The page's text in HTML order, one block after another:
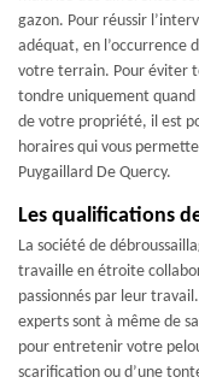
gazon. Pour réussir
adéquat, en l’occurrence
votre terrain. Pour éviter
tondre uniquement quand
de votre propriété, il est
horaires qui vous
Puygaillard De Quercy.
Les qualifications
La société de
travaille en étroite
passionnés par leur
experts sont à même de
pour entretenir votre
scarification ou d’une